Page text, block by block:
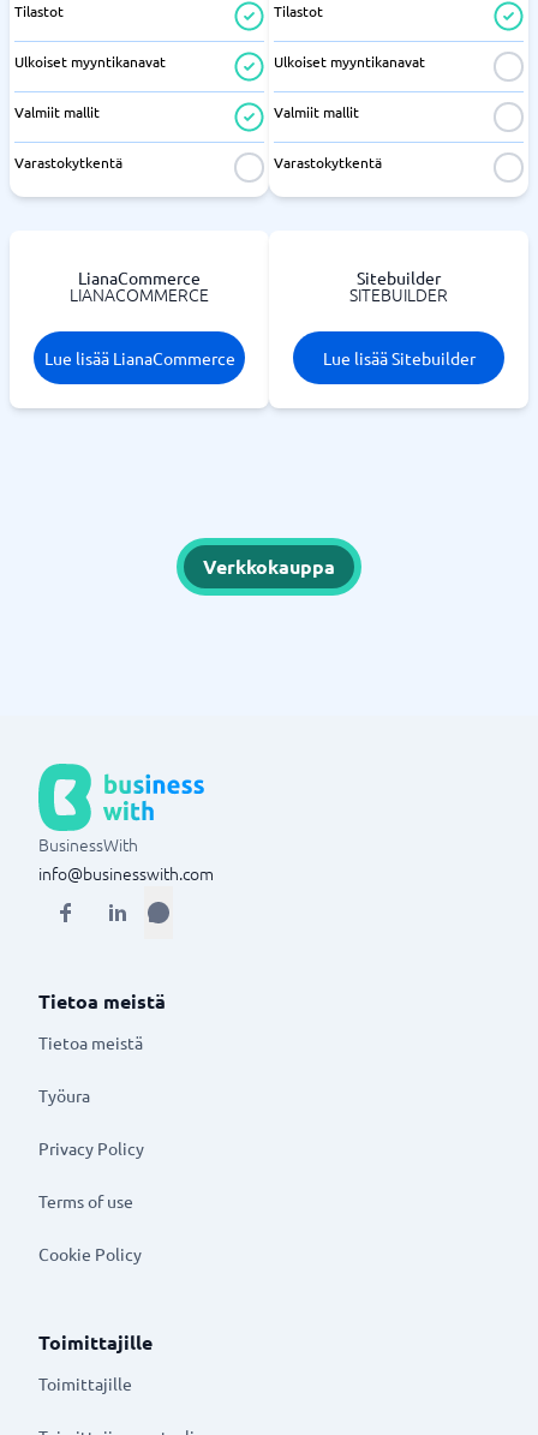
Tilastot
Ulkoiset myyntikanavat
Valmiit mallit
Varastokytkentä
Tilastot
Ulkoiset myyntikanavat
Valmiit mallit
Varastokytkentä
LianaCommerce
LIANACOMMERCE
Lue lisää LianaCommerce
Sitebuilder
SITEBUILDER
Lue lisää Sitebuilder
Verkkokauppa
BusinessWith
info@businesswith.com
Tietoa meistä
Tietoa meistä
Työura
Privacy Policy
Terms of use
Cookie Policy
Toimittajille
Toimittajille